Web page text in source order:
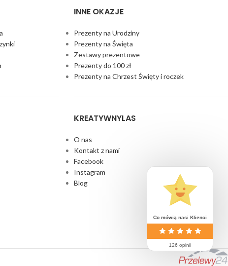
INNE OKAZJE
Prezenty na Urodziny
Prezenty na Święta
Zestawy prezentowe
Prezenty do 100 zł
Prezenty na Chrzest Święty i roczek
KREATYWNYLAS
O nas
Kontakt z nami
Facebook
Instagram
Blog
Co mówią nasi Klienci
126 opinii